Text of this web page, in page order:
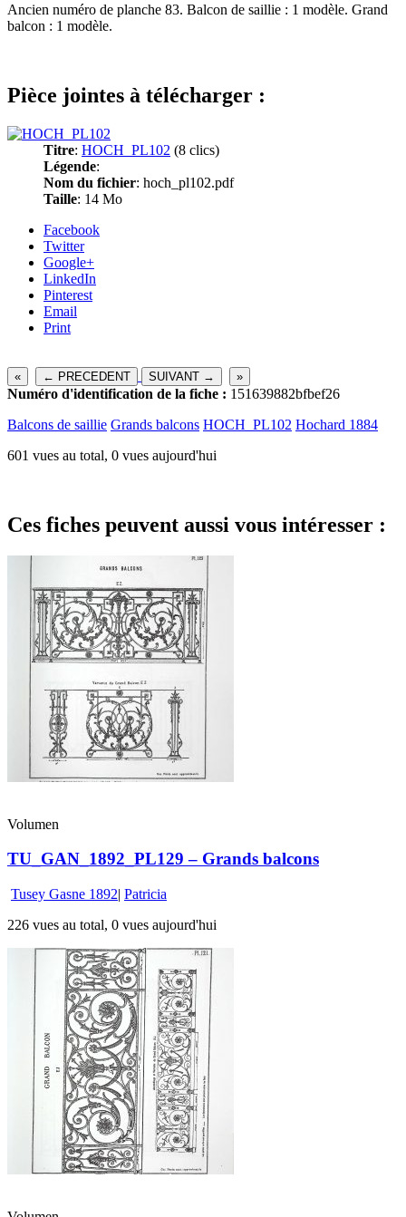
Ancien numéro de planche 83. Balcon de saillie : 1 modèle. Grand
balcon : 1 modèle.
Pièce jointes à télécharger :
Titre: HOCH_PL102 (8 clics)
Légende:
Nom du fichier: hoch_pl102.pdf
Taille: 14 Mo
Facebook
Twitter
Google+
LinkedIn
Pinterest
Email
Print
« ← PRECEDENT SUIVANT → »
Numéro d'identification de la fiche : 151639882bfbef26
Balcons de saillie Grands balcons HOCH_PL102 Hochard 1884
601 vues au total, 0 vues aujourd'hui
Ces fiches peuvent aussi vous intéresser :
Volumen
TU_GAN_1892_PL129 – Grands balcons
Tusey Gasne 1892| Patricia
226 vues au total, 0 vues aujourd'hui